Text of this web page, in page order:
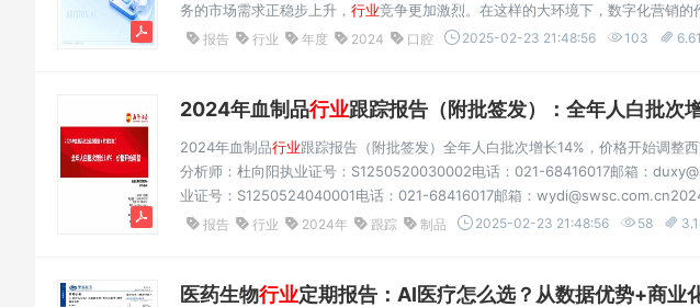
务的市场需求正稳步上升， 行业竞争更加激烈。在这样的大环境下，数字化营销的
与挑战。在数字化浪潮的推动下，口腔营销策略需要不断创新。快商通大数据研
报告 行业 年度 2024 口腔 2025-02-23 21:48:56 103
2024年血制品行业跟踪报告（附批签发）：全年人白批次增长
2024年血制品行业跟踪报告（附批签发）全年人白批次增长14%，价格开始调整
分析师：杜向阳执业证号：S1250520030002电话：021-68416017邮箱：
业证号：S1250524040001电话：021-68416017邮箱：
来看批签发数据，人血白蛋白：2024年，人血白蛋白批签发5423批(+14%)，其
报告 行业 2024年 跟踪 制品 2025-02-23 21:48:56 58
医药生物行业定期报告：AI医疗怎么选？从数据优势+商业化